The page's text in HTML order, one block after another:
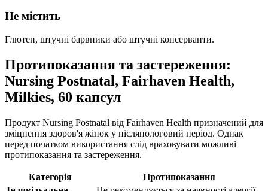
Не містить
Глютен, штучні барвники або штучні консерванти.
Протипоказання та застереження:
Nursing Postnatal, Fairhaven Health,
Milkies, 60 капсул
Продукт Nursing Postnatal від Fairhaven Health призначений для
зміцнення здоров'я жінок у післяпологовий період. Однак
перед початком використання слід враховувати можливі
протипоказання та застереження.
Категорія
Протипоказання